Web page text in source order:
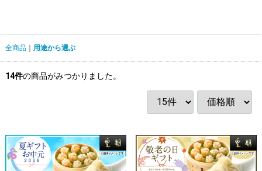
全商品 用途から選ぶ
14件の商品がみつかりました。